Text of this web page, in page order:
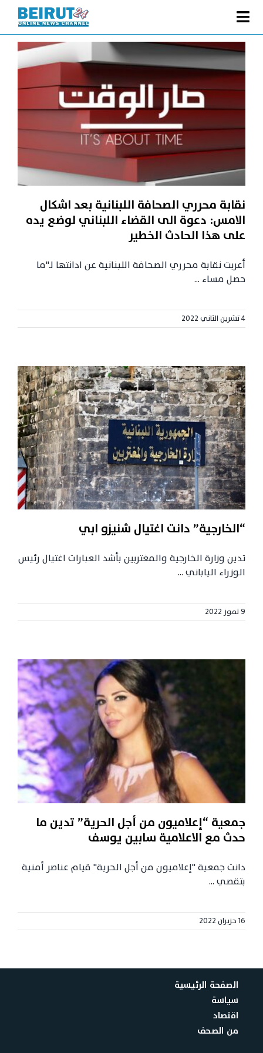
content
Toggle
Navigation
الصفحة الرئيسية
سياسة
اقتصاد
متفرقات
Podcast
من نحن
البحث
نقابة محرري الصحافة اللبنانية بعد اشكال
الامس: دعوة الى القضاء اللبناني لوضع يده
على هذا الحادث الخطير
أعربت نقابة محرري الصحافة اللبنانية عن ادانتها لـ"ما
حصل مساء ...
4 تشرين الثاني 2022
“الخارجية” دانت اغتيال شنيزو ابي
تدين وزارة الخارجية والمغتربين بأشد العبارات اغتيال رئيس
الوزراء الياباني...
9 تموز 2022
جمعية “إعلاميون من أجل الحرية” تدين ما
حدث مع الاعلامية سابين يوسف
دانت جمعية "إعلاميون من أجل الحرية" قيام عناصر أمنية
بتقصي...
16 حزيران 2022
الصفحة الرئيسية
سياسة
اقتصاد
من الصحف